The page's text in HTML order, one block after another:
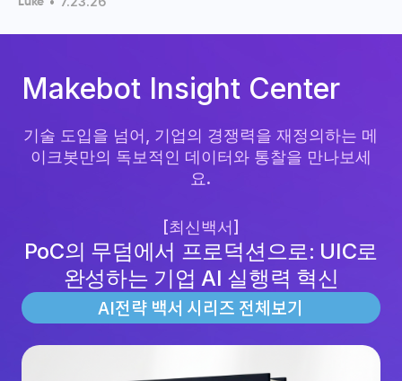
Makebot Insight Center
기술 도입을 넘어, 기업의 경쟁력을 재정의하는 메
이크봇만의 독보적인 데이터와 통찰을 만나보세
요.
[최신백서]
PoC의 무덤에서 프로덕션으로: UIC로
완성하는 기업 AI 실행력 혁신
AI전략 백서 시리즈 전체보기